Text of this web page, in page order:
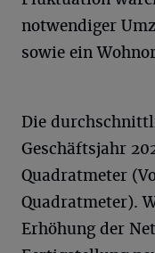
notwendiger
sowie ein
Die
Geschäftsjahr
Quadratmeter
Quadratmeter).
Erhöhung der